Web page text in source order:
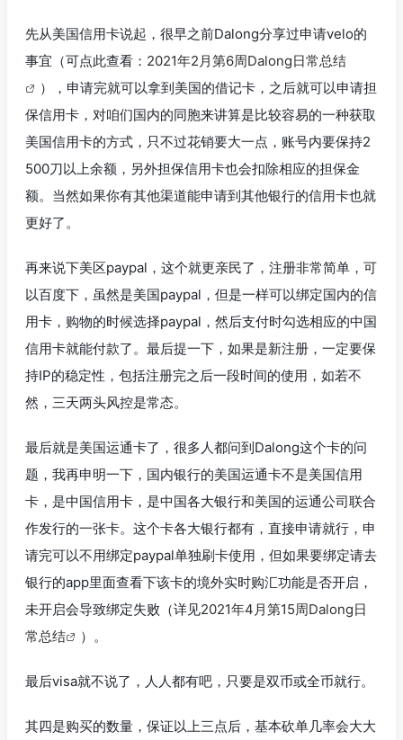
先从美国信用卡说起，很早之前Dalong分享过申请velo的
事宜（可点此查看： 2021年2月第6周Dalong日常总结
），申请完就可以拿到美国的借记卡，之后就可以申请担
保信用卡，对咱们国内的同胞来讲算是比较容易的一种获取
美国信用卡的方式，只不过花销要大一点，账号内要保持2
500刀以上余额，另外担保信用卡也会扣除相应的担保金
额。当然如果你有其他渠道能申请到其他银行的信用卡也就
更好了。
再来说下美区paypal，这个就更亲民了，注册非常简单，可
以百度下，虽然是美国paypal，但是一样可以绑定国内的信
用卡，购物的时候选择paypal，然后支付时勾选相应的中国
信用卡就能付款了。最后提一下，如果是新注册，一定要保
持IP的稳定性，包括注册完之后一段时间的使用，如若不
然，三天两头风控是常态。
最后就是美国运通卡了，很多人都问到Dalong这个卡的问
题，我再申明一下，国内银行的美国运通卡不是美国信用
卡，是中国信用卡，是中国各大银行和美国的运通公司联合
作发行的一张卡。这个卡各大银行都有，直接申请就行，申
请完可以不用绑定paypal单独刷卡使用，但如果要绑定请去
银行的app里面查看下该卡的境外实时购汇功能是否开启，
未开启会导致绑定失败（详见2021年4月第15周Dalong日
常总结
）。
最后visa就不说了，人人都有吧，只要是双币或全币就行。
其四是购买的数量，保证以上三点后，基本砍单几率会大大